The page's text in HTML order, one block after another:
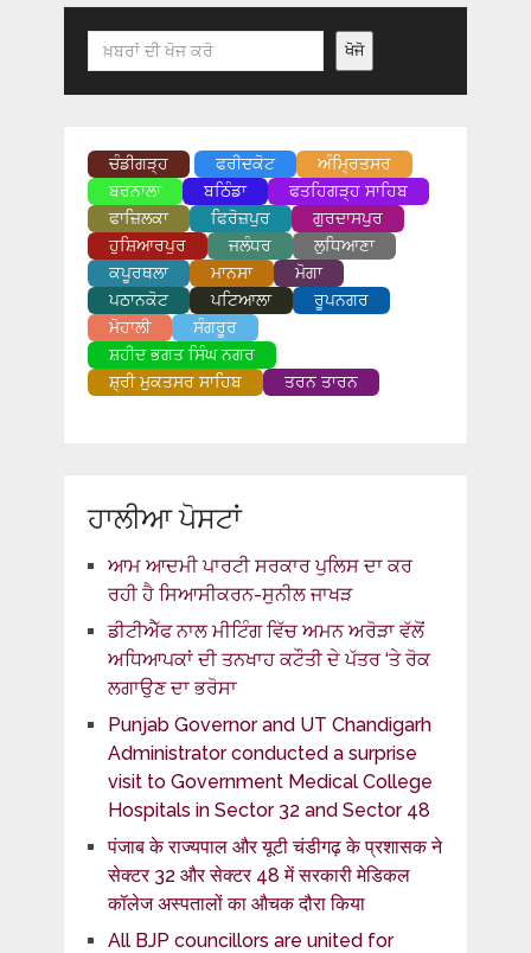
Search ਖੋਜੋ
ਚੰਡੀਗੜ੍ਹ ਫਰੀਦਕੋਟ
ਅੰਮ੍ਰਿਤਸਰ
ਬਰਨਾਲਾ
ਬਠਿੰਡਾ
ਫਤਹਿਗੜ੍ਹ ਸਾਹਿਬ
ਫਾਜ਼ਿਲਕਾ
ਫਿਰੋਜ਼ਪੁਰ
ਗੁਰਦਾਸਪੁਰ
ਹੁਸ਼ਿਆਰਪੁਰ
ਜਲੰਧਰ
ਲੁਧਿਆਣਾ
ਕਪੂਰਥਲਾ
ਮਾਨਸਾ
ਮੋਗਾ
ਪਠਾਨਕੋਟ
ਪਟਿਆਲਾ
ਰੂਪਨਗਰ
ਮੋਹਾਲੀ
ਸੰਗਰੂਰ
ਸ਼ਹੀਦ ਭਗਤ ਸਿੰਘ ਨਗਰ
ਸ਼੍ਰੀ ਮੁਕਤਸਰ ਸਾਹਿਬ
ਤਰਨ ਤਾਰਨ
ਹਾਲੀਆ ਪੋਸਟਾਂ
ਆਮ ਆਦਮੀ ਪਾਰਟੀ ਸਰਕਾਰ ਪੁਲਿਸ ਦਾ ਕਰ
ਰਹੀ ਹੈ ਸਿਆਸੀਕਰਨ-ਸੁਨੀਲ ਜਾਖੜ
ਡੀਟੀਐੱਫ ਨਾਲ ਮੀਟਿੰਗ ਵਿੱਚ ਅਮਨ ਅਰੋੜਾ ਵੱਲੋਂ
ਅਧਿਆਪਕਾਂ ਦੀ ਤਨਖਾਹ ਕਟੌਤੀ ਦੇ ਪੱਤਰ ‘ਤੇ ਰੋਕ
ਲਗਾਉਣ ਦਾ ਭਰੋਸਾ
Punjab Governor and UT Chandigarh
Administrator conducted a surprise
visit to Government Medical College
Hospitals in Sector 32 and Sector 48
पंजाब के राज्यपाल और यूटी चंडीगढ़ के प्रशासक ने
सेक्टर 32 और सेक्टर 48 में सरकारी मेडिकल
कॉलेज अस्पतालों का औचक दौरा किया
All BJP councillors are united for